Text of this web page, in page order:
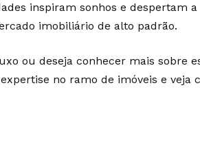
inspiram sonhos e despertam a
imobiliário de alto padrão.
ou deseja conhecer mais sobre
no ramo de imóveis e veja